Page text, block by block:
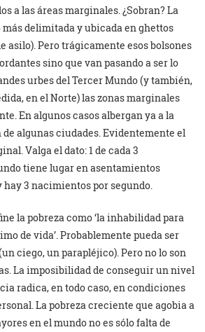
a las áreas marginales. ¿Sobran? La
más delimitada y ubicada en ghettos
asilo). Pero trágicamente esos bolsones
sino que van pasando a ser lo
urbes del Tercer Mundo (y también,
en el Norte) las zonas marginales
En algunos casos albergan ya a la
algunas ciudades. Evidentemente el
Valga el dato: 1 de cada 3
tiene lugar en asentamientos
3 nacimientos por segundo.
la pobreza como ‘la inhabilidad para
de vida’. Probablemente pueda ser
ciego, un parapléjico). Pero no lo son
La imposibilidad de conseguir un nivel
radica, en todo caso, en condiciones
La pobreza creciente que agobia a
en el mundo no es sólo falta de